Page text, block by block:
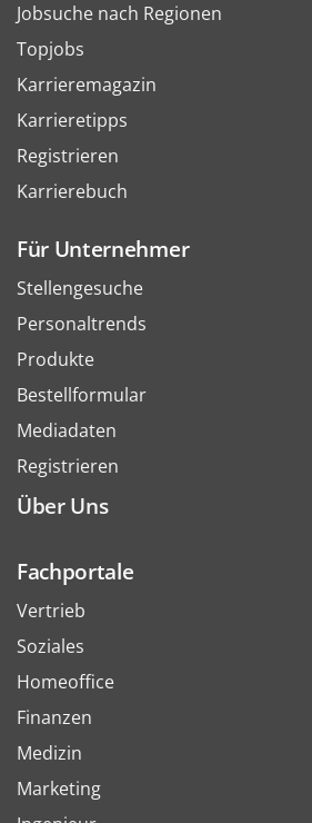
Jobsuche nach Regionen
Topjobs
Karrieremagazin
Karrieretipps
Registrieren
Karrierebuch
Für Unternehmer
Stellengesuche
Personaltrends
Produkte
Bestellformular
Mediadaten
Registrieren
Über Uns
Fachportale
Vertrieb
Soziales
Homeoffice
Finanzen
Medizin
Marketing